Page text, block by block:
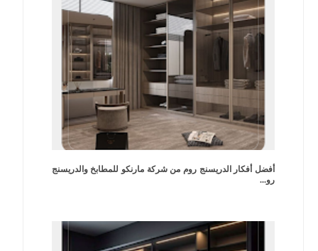
أفضل أفكار الدريسنج روم من شركة مارنكو للمطابخ والدريسنج
رو...